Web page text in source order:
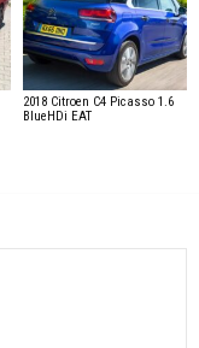
2018 Citroen C4 Picasso 1.6
BlueHDi EAT